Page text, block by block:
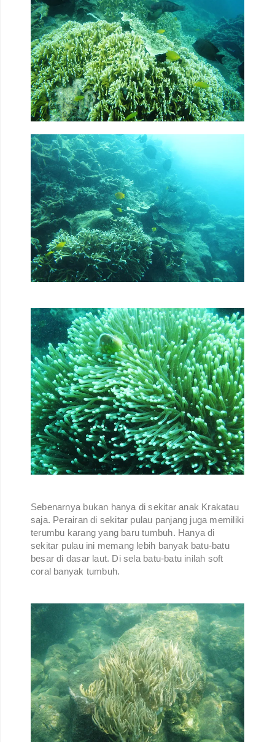
Sebenarnya bukan hanya di sekitar anak Krakatau
saja. Perairan di sekitar pulau panjang juga memiliki
terumbu karang yang baru tumbuh. Hanya di
sekitar pulau ini memang lebih banyak batu-batu
besar di dasar laut. Di sela batu-batu inilah soft
coral banyak tumbuh.